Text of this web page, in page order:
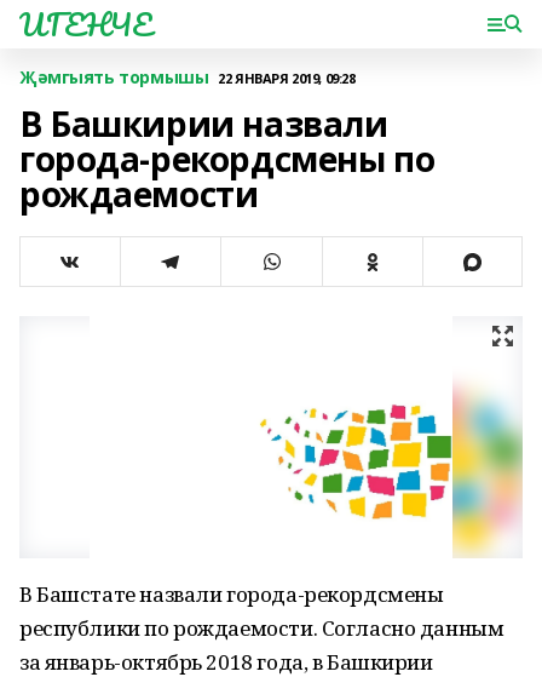
ИГЕНЧЕ
Җәмгыять тормышы 22 ЯНВАРЯ 2019, 09:28
В Башкирии назвали
города-рекордсмены по
рождаемости
В Башстате назвали города-рекордсмены
республики по рождаемости. Согласно данным
за январь-октябрь 2018 года, в Башкирии